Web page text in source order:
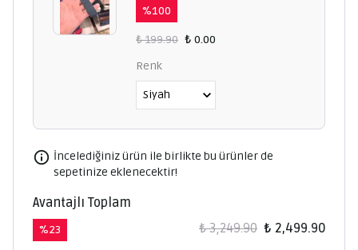
%100
₺ 199.90 ₺ 0.00
Renk
İncelediğiniz ürün ile birlikte bu ürünler de
sepetinize eklenecektir!
Avantajlı Toplam
%23 ₺ 3,249.90 ₺ 2,499.90